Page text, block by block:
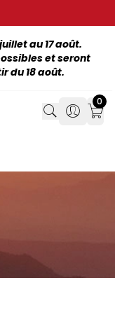
au 17 août.
et seront
du 18 août.
Search
Search
0